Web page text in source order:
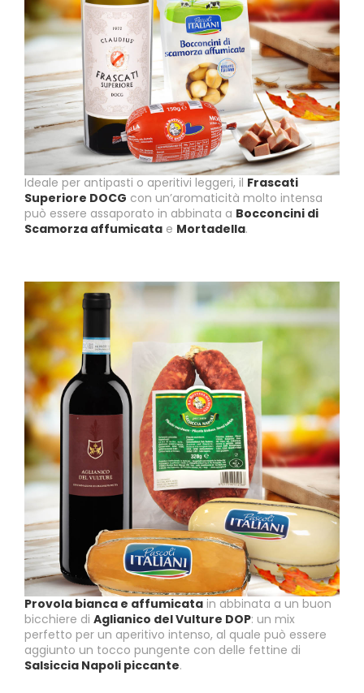
Ideale per antipasti o aperitivi leggeri, il Frascati
Superiore DOCG con un’aromaticità molto intensa
può essere assaporato in abbinata a Bocconcini di
Scamorza affumicata e Mortadella.
Provola bianca e affumicata in abbinata a un buon
bicchiere di Aglianico del Vulture DOP: un mix
perfetto per un aperitivo intenso, al quale può essere
aggiunto un tocco pungente con delle fettine di
Salsiccia Napoli piccante.